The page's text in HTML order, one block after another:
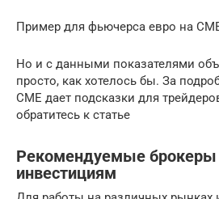
Пример для фьючерса евро на
Но и с данными показателями
просто, как хотелось бы. За
СМЕ дает подсказки для
обратитесь к статье
Рекомендуемые брокеры
инвестициям